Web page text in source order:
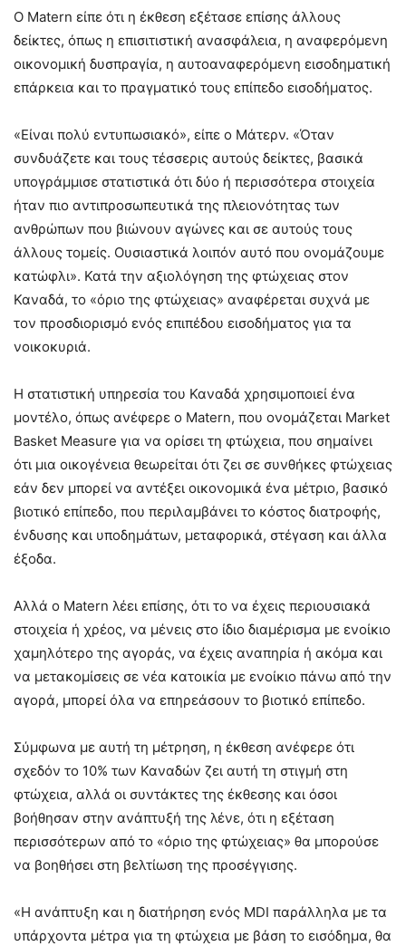
Ο Matern είπε ότι η έκθεση εξέτασε επίσης άλλους
δείκτες, όπως η επισιτιστική ανασφάλεια, η αναφερόμενη
οικονομική δυσπραγία, η αυτοαναφερόμενη εισοδηματική
επάρκεια και το πραγματικό τους επίπεδο εισοδήματος.
«Είναι πολύ εντυπωσιακό», είπε ο Μάτερν. «Όταν
συνδυάζετε και τους τέσσερις αυτούς δείκτες, βασικά
υπογράμμισε στατιστικά ότι δύο ή περισσότερα στοιχεία
ήταν πιο αντιπροσωπευτικά της πλειονότητας των
ανθρώπων που βιώνουν αγώνες και σε αυτούς τους
άλλους τομείς. Ουσιαστικά λοιπόν αυτό που ονομάζουμε
κατώφλι». Κατά την αξιολόγηση της φτώχειας στον
Καναδά, το «όριο της φτώχειας» αναφέρεται συχνά με
τον προσδιορισμό ενός επιπέδου εισοδήματος για τα
νοικοκυριά.
Η στατιστική υπηρεσία του Καναδά χρησιμοποιεί ένα
μοντέλο, όπως ανέφερε ο Matern, που ονομάζεται Market
Basket Measure για να ορίσει τη φτώχεια, που σημαίνει
ότι μια οικογένεια θεωρείται ότι ζει σε συνθήκες φτώχειας
εάν δεν μπορεί να αντέξει οικονομικά ένα μέτριο, βασικό
βιοτικό επίπεδο, που περιλαμβάνει το κόστος διατροφής,
ένδυσης και υποδημάτων, μεταφορικά, στέγαση και άλλα
έξοδα.
Αλλά ο Matern λέει επίσης, ότι το να έχεις περιουσιακά
στοιχεία ή χρέος, να μένεις στο ίδιο διαμέρισμα με ενοίκιο
χαμηλότερο της αγοράς, να έχεις αναπηρία ή ακόμα και
να μετακομίσεις σε νέα κατοικία με ενοίκιο πάνω από την
αγορά, μπορεί όλα να επηρεάσουν το βιοτικό επίπεδο.
Σύμφωνα με αυτή τη μέτρηση, η έκθεση ανέφερε ότι
σχεδόν το 10% των Καναδών ζει αυτή τη στιγμή στη
φτώχεια, αλλά οι συντάκτες της έκθεσης και όσοι
βοήθησαν στην ανάπτυξή της λένε, ότι η εξέταση
περισσότερων από το «όριο της φτώχειας» θα μπορούσε
να βοηθήσει στη βελτίωση της προσέγγισης.
«Η ανάπτυξη και η διατήρηση ενός MDI παράλληλα με τα
υπάρχοντα μέτρα για τη φτώχεια με βάση το εισόδημα, θα